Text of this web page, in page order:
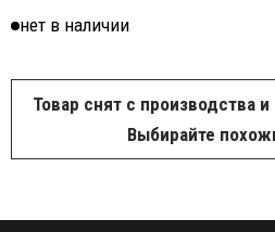
нет в наличии
Товар снят с производства
Выбирайте